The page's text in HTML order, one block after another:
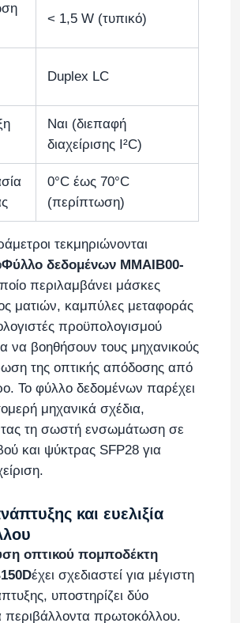
bellen je snel terug!
Αρούμπα
με ενσωματωμένη ψύξη
ίνας και αξεσουάρ
< 1,5 W (τυπικό)
Duplex LC
Ναι (διεπαφή
διαχείρισης I²C)
0°C έως 70°C
(περίπτωση)
τεκμηριώνονται
Φύλλο δεδομένων MMAIB00-
περιλαμβάνει μάσκες
ματιών, καμπύλες μεταφοράς
προϋπολογισμού
να βοηθήσουν τους μηχανικούς
της οπτικής απόδοσης από
Το φύλλο δεδομένων παρέχει
μηχανικά σχέδια,
τη σωστή ενσωμάτωση σε
και ψύκτρας SFP28 για
και ευελιξία
οπτικού πομποδέκτη
έχει σχεδιαστεί για μέγιστη
υποστηρίζει δύο
περιβάλλοντα πρωτοκόλλου.